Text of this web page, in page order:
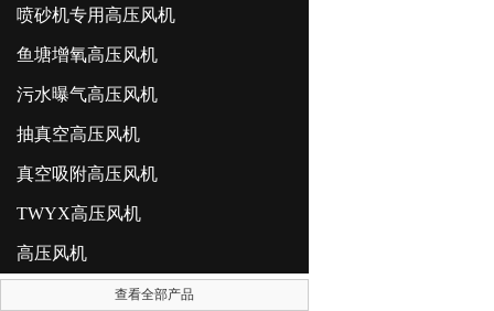
喷砂机专用高压风机
鱼塘增氧高压风机
污水曝气高压风机
抽真空高压风机
真空吸附高压风机
TWYX高压风机
高压风机
查看全部产品